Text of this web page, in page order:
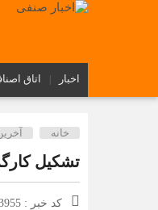
اخبار اتاق
خانه
تشکیل
کد خبر : 3955